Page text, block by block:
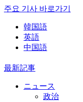
주요 기사 바로가기
韓国語
英語
中国語
最新記事
ニュース
政治